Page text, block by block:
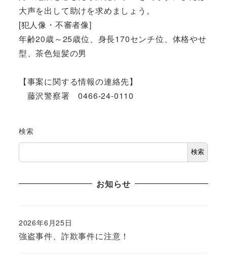
大声を出して助けを求めましょう。
[犯人像・不審者像]
年齢20歳～25歳位、身長170センチ位、体格やせ
型、茶色短髪の男
【事案に関する情報の連絡先】
藤沢警察署 0466-24-0110
検索
検索
お知らせ
強盗事件、詐欺事件に注意！
2026年6月25日